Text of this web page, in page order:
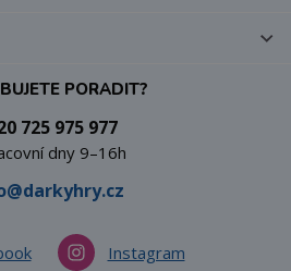
PORADIT?
725 975 977
dny 9–16h
Instagram